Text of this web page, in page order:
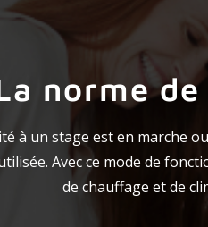
norme
à un stage est en marche
Avec ce mode de
de chauffage et de